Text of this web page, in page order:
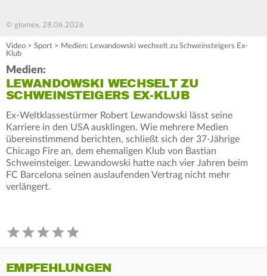
© glomex, 28.06.2026
Video > Sport > Medien: Lewandowski wechselt zu Schweinsteigers Ex-
Klub
Medien:
LEWANDOWSKI WECHSELT ZU
SCHWEINSTEIGERS EX-KLUB
Ex-Weltklassestürmer Robert Lewandowski lässt seine
Karriere in den USA ausklingen. Wie mehrere Medien
übereinstimmend berichten, schließt sich der 37-Jährige
Chicago Fire an, dem ehemaligen Klub von Bastian
Schweinsteiger. Lewandowski hatte nach vier Jahren beim
FC Barcelona seinen auslaufenden Vertrag nicht mehr
verlängert.
EMPFEHLUNGEN